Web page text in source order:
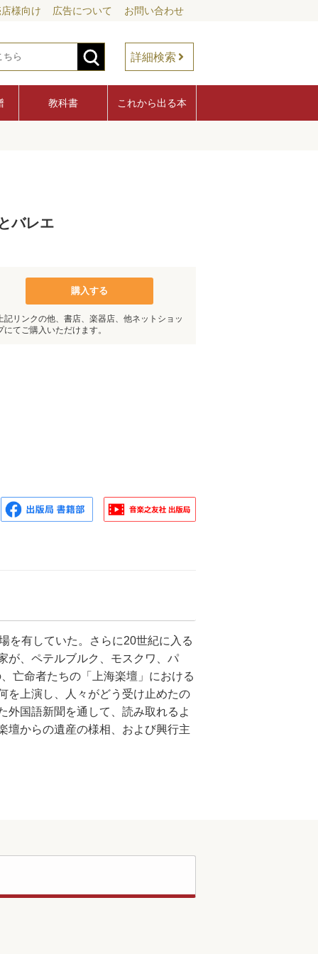
様向け 広告について お問い合わせ
詳細検索
教科書 これから出る本
バレエ
購入する
記リンクの他、書店、楽器店、他ネットショッ
にてご購入いただけます。
を有していた。さらに20世紀に入る
が、ペテルブルク、モスクワ、パ
亡命者たちの「上海楽壇」における
を上演し、人々がどう受け止めたの
外国語新聞を通して、読み取れるよ
壇からの遺産の様相、および興行主